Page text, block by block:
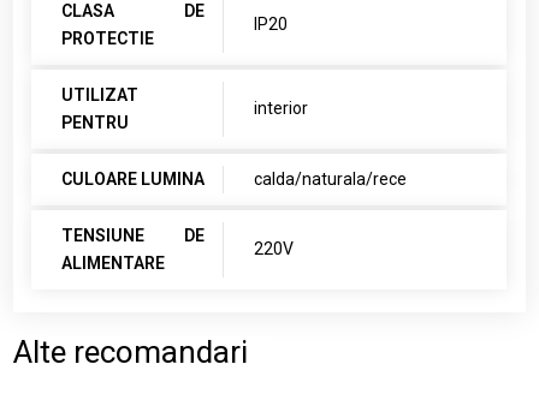
CLASA DE
PROTECTIE
IP20
UTILIZAT
PENTRU
interior
CULOARE LUMINA calda/naturala/rece
TENSIUNE DE
ALIMENTARE
220V
Alte recomandari